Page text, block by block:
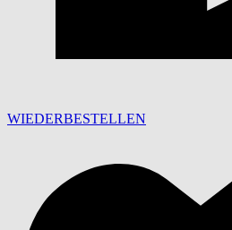
WIEDERBESTELLEN